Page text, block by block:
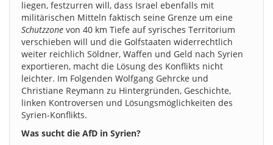
liegen, festzurren will, dass Israel ebenfalls mit
militärischen Mitteln faktisch seine Grenze um eine
Schutzzone von 40 km Tiefe auf syrisches Territorium
verschieben will und die Golfstaaten widerrechtlich
weiter reichlich Söldner, Waffen und Geld nach Syrien
exportieren, macht die Lösung des Konflikts nicht
leichter. Im Folgenden Wolfgang Gehrcke und
Christiane Reymann zu Hintergründen, Geschichte,
linken Kontroversen und Lösungsmöglichkeiten des
Syrien-Konflikts.
Was sucht die AfD in Syrien?